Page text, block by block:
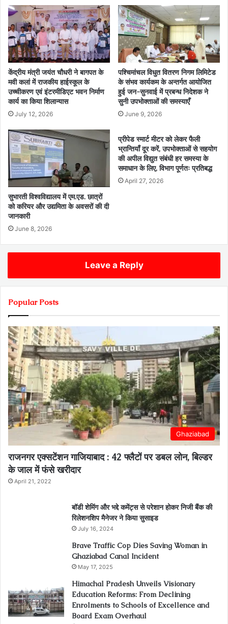
केंद्रीय मंत्री जयंत चौधरी ने बागपत के
मवी कलां में राजकीय हाईस्कूल के
उच्चीकरण एवं इंटरमीडिएट भवन निर्माण
कार्य का किया शिलान्यास
July 12, 2026
पश्चिमांचल विधुत वितरण निगम लिमिटेड
के संभव कार्यकम के अन्तर्गत आयोजित
हुई जन-सुनवाई में प्रबन्ध निदेशक ने
सुनी उपभोक्ताओं की समस्याएँ
June 9, 2026
सुभारती विश्वविद्यालय में एम.एड. छात्रों
को करियर और उद्यमिता के अवसरों की दी
जानकारी
June 8, 2026
प्रीपेड स्मार्ट मीटर को लेकर फैली
भ्रान्तियाँ दूर करें, उपभोक्ताओं से सहयोग
की अपील विद्युत संबंधी हर समस्या के
समाधान के लिए, विभाग पूर्णतः प्रतिबद्ध
April 27, 2026
Leave a Reply
Popular Posts
Ghaziabad
राजनगर एक्सटेंशन गाजियाबाद : 42 फ्लैटों पर डबल लोन, बिल्डर
के जाल में फंसे खरीदार
April 21, 2022
बॉडी शेमिंग और भद्दे कमेंट्स से परेशान होकर निजी बैंक की
रिलेशनशिप मैनेजर ने किया सुसाइड
July 16, 2024
Brave Traffic Cop Dies Saving Woman in
Ghaziabad Canal Incident
May 17, 2025
Himachal Pradesh Unveils Visionary
Education Reforms: From Declining
Enrolments to Schools of Excellence and
Board Exam Overhaul